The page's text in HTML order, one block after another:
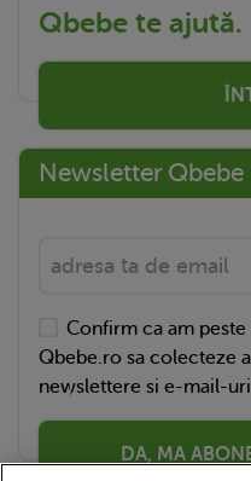
Qbebe te ajută.
Newsletter Qbebe
Confirm ca am
Qbebe.ro sa colecteze
newslettere si e-mail-
DA, MA